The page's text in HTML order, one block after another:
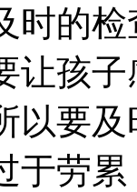
时的
让孩
以要
于劳